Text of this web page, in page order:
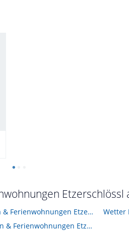
Etzerschlössl
Alle Hotelinfos Pension & Ferienwohnungen Etzerschlössl
Hotelbilder von Pension & Ferienwohnungen Etzerschlössl
Wetter